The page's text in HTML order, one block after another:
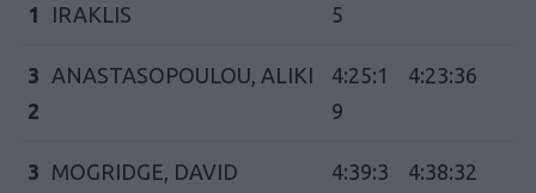
1
IRAKLIS
5
3
2
ANASTASOPOULOU, ALIKI
4:25:1
9
4:23:36
3 MOGRIDGE, DAVID
4:39:3
4:38:32